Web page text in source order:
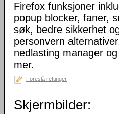
Firefox funksjoner
popup blocker, faner,
søk, bedre sikkerhet
personvern
nedlasting manager
mer.
Foreslå rettinger
Skjermbilder: